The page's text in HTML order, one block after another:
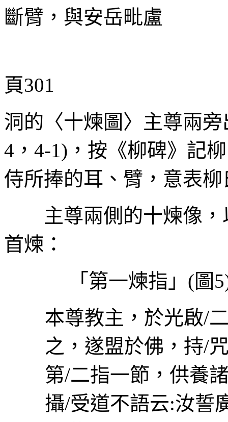
斷臂，與安岳毗盧
頁301
洞的〈十煉圖〉主尊兩
4 ， 4-1) ，按《柳碑》記
侍所捧的耳、臂，意表
主尊兩側的十煉像，
首煉：
「第一煉指」 (圖
本尊教主，於光啟/
之，遂盟於佛，持/
第/二指一節，供養
攝/受道不語云:汝誓